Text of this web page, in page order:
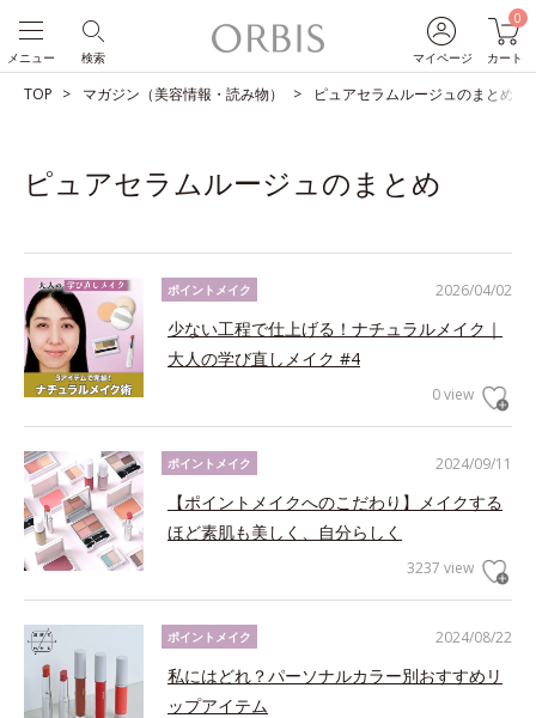
マイページ
0
カート
検索
メニュー
TOP マガジン（美容情報・読み物） ピュアセラムルージュのまとめ
ピュアセラムルージュのまとめ
2026/04/02
ポイントメイク
少ない工程で仕上げる！ナチュラルメイク｜
大人の学び直しメイク #4
0 view
2024/09/11
ポイントメイク
【ポイントメイクへのこだわり】メイクする
ほど素肌も美しく、自分らしく
3237 view
2024/08/22
ポイントメイク
私にはどれ？パーソナルカラー別おすすめリ
ップアイテム